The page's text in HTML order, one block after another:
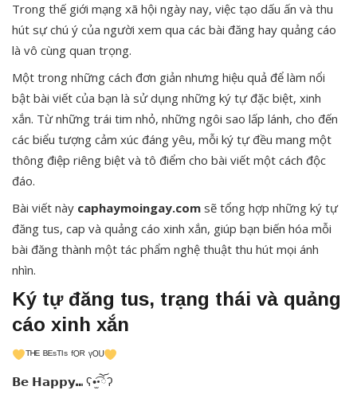
Trong thế giới mạng xã hội ngày nay, việc tạo dấu ấn và thu
hút sự chú ý của người xem qua các bài đăng hay quảng cáo
là vô cùng quan trọng.
Một trong những cách đơn giản nhưng hiệu quả để làm nổi
bật bài viết của bạn là sử dụng những ký tự đặc biệt, xinh
xắn. Từ những trái tim nhỏ, những ngôi sao lấp lánh, cho đến
các biểu tượng cảm xúc đáng yêu, mỗi ký tự đều mang một
thông điệp riêng biệt và tô điểm cho bài viết một cách độc
đáo.
Bài viết này caphaymoingay.com sẽ tổng hợp những ký tự
đăng tus, cap và quảng cáo xinh xắn, giúp bạn biến hóa mỗi
bài đăng thành một tác phẩm nghệ thuật thu hút mọi ánh
nhìn.
Ký tự đăng tus, trạng thái và quảng
cáo xinh xắn
ᵀᴴᴱ ᴮᴱˢᵀᴵˢ ᶠᴼᴿ ᵞᴼᵁ
𝗕𝗲 𝗛𝗮𝗽𝗽𝘆⑉ ʕ•̫͡•ོʔ ​​​